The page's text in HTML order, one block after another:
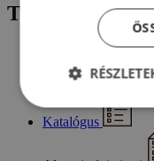
Töltse le
Minőségi előírások
Katalógus